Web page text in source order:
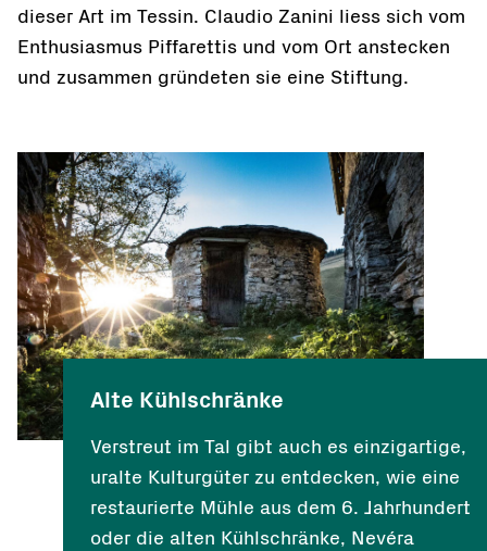
dieser Art im Tessin. Claudio Zanini liess sich vom
Enthusiasmus Piffarettis und vom Ort anstecken
und zusammen gründeten sie eine Stiftung.
Alte Kühlschränke
Verstreut im Tal gibt auch es einzigartige,
uralte Kulturgüter zu entdecken, wie eine
restaurierte Mühle aus dem 6. Jahrhundert
oder die alten Kühlschränke, Nevéra